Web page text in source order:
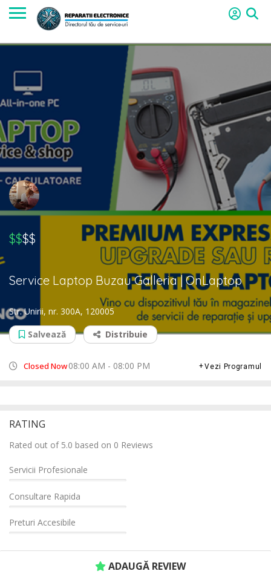
$$$$
Service Laptop Buzau Galleria | OnLaptop
Str. Unirii, nr. 300A, 120005
Salvează
Distribuie
Closed Now08:00 AM - 08:00 PM Vezi Programul
RATING
Rated out of 5.0 based on 0 Reviews
Servicii Profesionale
Consultare Rapida
Preturi Accesibile
ADAUGĂ REVIEW